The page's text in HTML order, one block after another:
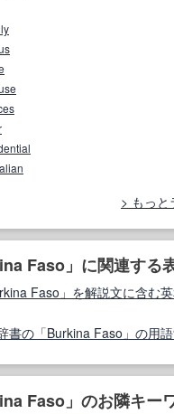
もっと
Faso」に関連する
Faso」を解説文に含む
書の「Burkina Faso」の用語
Faso」のお隣キー